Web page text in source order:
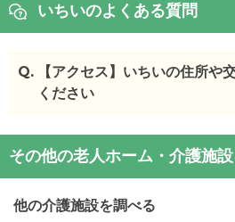
いちいのよくある質問
Q.
【アクセス】いちいの住所や
ください
いちいの交通アクセス
・住所：北海道苫小牧市青葉町
・最寄り駅：
その他の老人ホーム・介護施
他の介護施設を調べる